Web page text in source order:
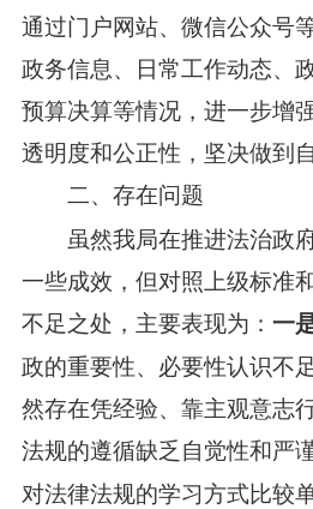
通过门户网站、微信公众号
政务信息、日常工作动态、
预算决算等情况，进一步增
透明度和公正性，坚决做到
二、存在问题
虽然我局在推进法治政
一些成效，但对照上级标准
不足之处，主要表现为： 一
政的重要性、必要性认识不
然存在凭经验、靠主观意志
法规的遵循缺乏自觉性和严谨
对法律法规的学习方式比较